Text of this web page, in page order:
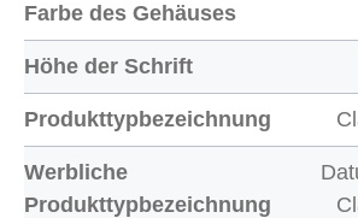
Farbe des Gehäuses
Höhe der Schrift
Produkttypbezeichnung
Werbliche
Produkttypbezeichnung